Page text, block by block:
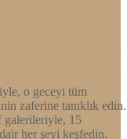
o geceyi tüm
zaferine tanıklık edin.
galerileriyle, 15
her şeyi keşfedin.